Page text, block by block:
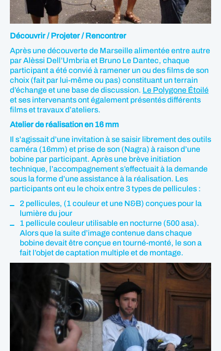
Découvrir / Projeter / Rencontrer
Après une découverte de Marseille alimentée entre autre
par Alèssi Dell’Umbria et Bruno Le Dantec, chaque
participant a été convié à ramener un ou des films de son
choix (fait par lui-même ou pas) constituant un terrain
d’échange et une base de discussion. Le Polygone Étoilé
et ses intervenants ont également présentés différents
films et travaux d’ateliers.
Atelier de réalisation en 16 mm
Il s’agissait d’une invitation à se saisir librement des outils
caméra (16mm) et prise de son (Nagra) à raison d’une
bobine par participant. Après une brève initiation
technique, l’accompagnement s’effectuait à la demande
sous la forme d’une assistance à la réalisation. Les
participants ont eu le choix entre 3 types de pellicules :
2 pellicules, (1 couleur et une N&B) conçues pour la
lumière du jour
1 pellicule couleur utilisable en nocturne (500 asa).
Alors que la suite d’image contenue dans chaque
bobine devait être conçue en tourné-monté, le son a
fait l’objet de captation multiple et de montage.